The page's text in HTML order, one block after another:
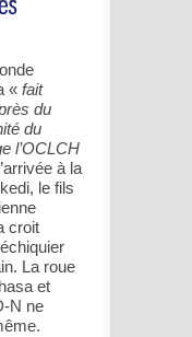
« fait
du
du
l’OCLCH
à la
le fils
croit
La roue
et
N ne